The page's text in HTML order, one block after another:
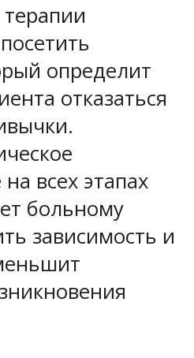
определит
отказаться
всех этапах
больному
зависимость и